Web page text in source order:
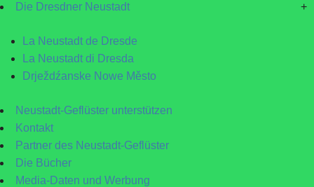
Die Dresdner Neustadt +
La Neustadt de Dresde
La Neustadt di Dresda
Drježdźanske Nowe Město
Neustadt-Geflüster unterstützen
Kontakt
Partner des Neustadt-Geflüster
Die Bücher
Media-Daten und Werbung